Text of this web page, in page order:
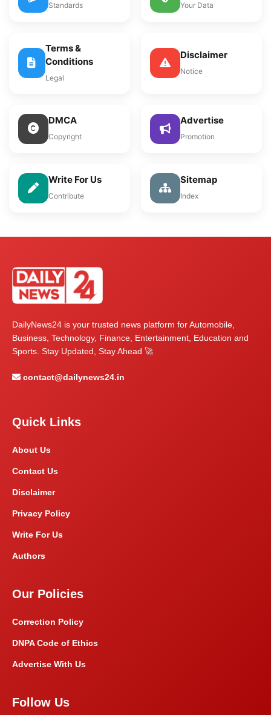
Standards Your Data
Terms &
Conditions
Legal
Disclaimer
Notice
DMCA
Copyright
Advertise
Promotion
Write For Us
Contribute
Sitemap
Index
DailyNews24 is your trusted news platform for Automobile,
Business, Technology, Finance, Entertainment, Education and
Sports. Stay Updated, Stay Ahead 🚀
contact@dailynews24.in
Quick Links
About Us
Contact Us
Disclaimer
Privacy Policy
Write For Us
Authors
Our Policies
Correction Policy
DNPA Code of Ethics
Advertise With Us
Follow Us